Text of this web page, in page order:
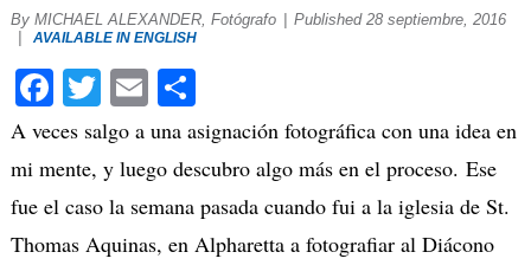
By MICHAEL ALEXANDER, Fotógrafo
Published 28 septiembre, 2016
AVAILABLE IN ENGLISH
Facebook
Twitter
EmailCompartir
A veces salgo a una asignación fotográfica con una idea en
mi mente, y luego descubro algo más en el proceso. Ese
fue el caso la semana pasada cuando fui a la iglesia de St.
Thomas Aquinas, en Alpharetta a fotografiar al Diácono